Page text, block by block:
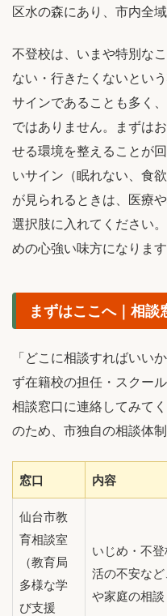
区水の森にあり、市内全
不登校は、いまや特別な
ない・行きたくないとい
サインであることも多く
ではありません。まずは
せる環境を整えることが
いサイン（眠れない、食
が見られるときは、医療
選択肢に入れてください
めの心強い味方になります
まずはここへ｜相談
「どこに相談すればいい
ず在籍校の担任・スクー
相談窓口に連絡してみて
のため、市独自の相談体
窓口 内容
仙台市教
育相談室
（教育局
多様な学
び支援
いじめ・不
活の不安な
や家庭の相談